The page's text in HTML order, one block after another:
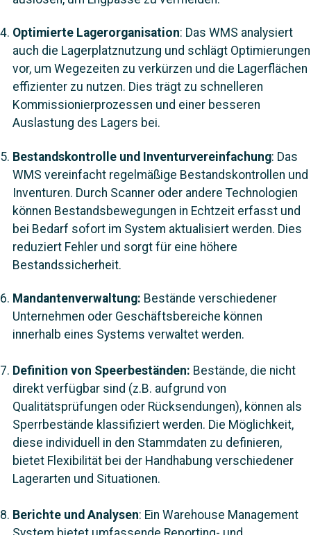
Optimierte Lagerorganisation: Das WMS analysiert
auch die Lagerplatznutzung und schlägt Optimierungen
vor, um Wegezeiten zu verkürzen und die Lagerflächen
effizienter zu nutzen. Dies trägt zu schnelleren
Kommissionierprozessen und einer besseren
Auslastung des Lagers bei.
Bestandskontrolle und Inventurvereinfachung: Das
WMS vereinfacht regelmäßige Bestandskontrollen und
Inventuren. Durch Scanner oder andere Technologien
können Bestandsbewegungen in Echtzeit erfasst und
bei Bedarf sofort im System aktualisiert werden. Dies
reduziert Fehler und sorgt für eine höhere
Bestandssicherheit.
Mandantenverwaltung: Bestände verschiedener
Unternehmen oder Geschäftsbereiche können
innerhalb eines Systems verwaltet werden.
Definition von Speerbeständen: Bestände, die nicht
direkt verfügbar sind (z.B. aufgrund von
Qualitätsprüfungen oder Rücksendungen), können als
Sperrbestände klassifiziert werden. Die Möglichkeit,
diese individuell in den Stammdaten zu definieren,
bietet Flexibilität bei der Handhabung verschiedener
Lagerarten und Situationen.
Berichte und Analysen: Ein Warehouse Management